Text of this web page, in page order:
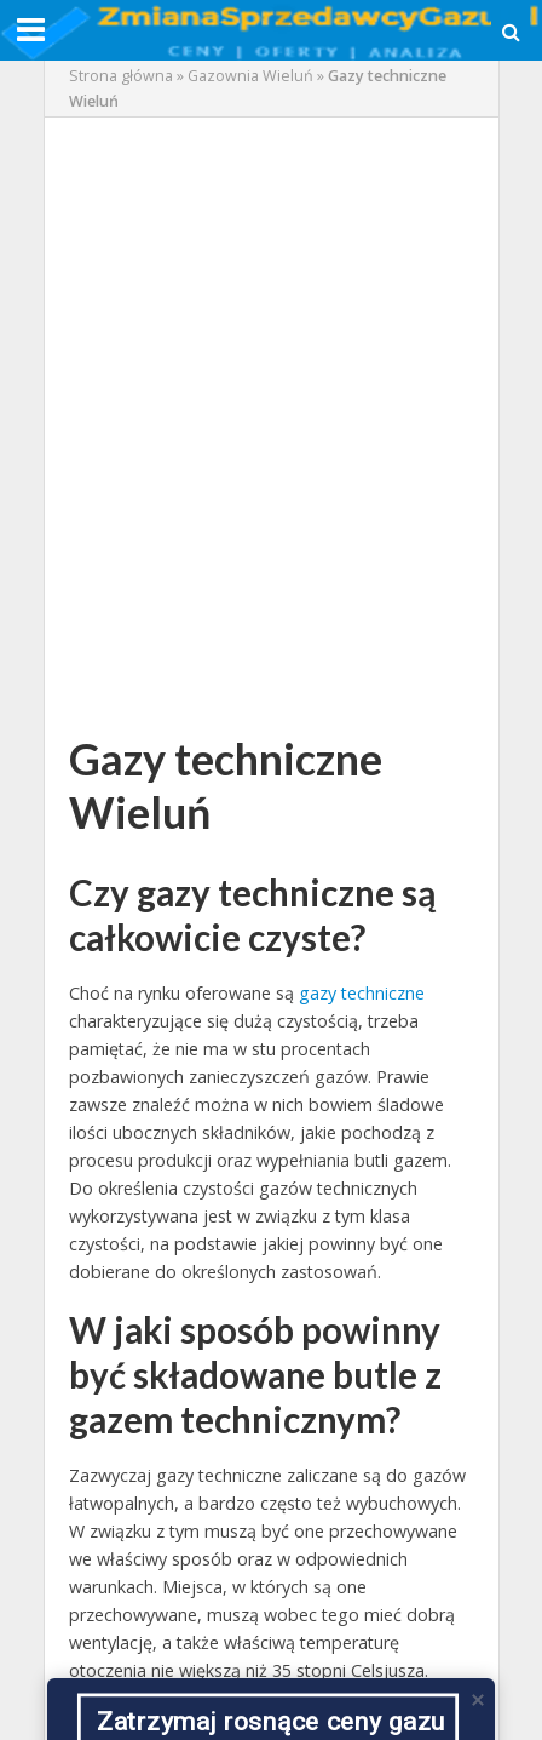
Strona główna » Gazownia Wieluń »Gazy techniczne
Wieluń
Gazy techniczne
Wieluń
Czy gazy techniczne są
całkowicie czyste?
Choć na rynku oferowane są gazy techniczne
charakteryzujące się dużą czystością, trzeba
pamiętać, że nie ma w stu procentach
pozbawionych zanieczyszczeń gazów. Prawie
zawsze znaleźć można w nich bowiem śladowe
ilości ubocznych składników, jakie pochodzą z
procesu produkcji oraz wypełniania butli gazem.
Do określenia czystości gazów technicznych
wykorzystywana jest w związku z tym klasa
czystości, na podstawie jakiej powinny być one
dobierane do określonych zastosowań.
W jaki sposób powinny
być składowane butle z
gazem technicznym?
Zazwyczaj gazy techniczne zaliczane są do gazów
łatwopalnych, a bardzo często też wybuchowych.
W związku z tym muszą być one przechowywane
we właściwy sposób oraz w odpowiednich
warunkach. Miejsca, w których są one
przechowywane, muszą wobec tego mieć dobrą
wentylację, a także właściwą temperaturę
otoczenia nie większą niż 35 stopni Celsjusza.
Same pojemniki z gazem powinny być natomiast
składowane ustawiane pionowo, tak by ich zawór
Zatrzymaj rosnące ceny gazu